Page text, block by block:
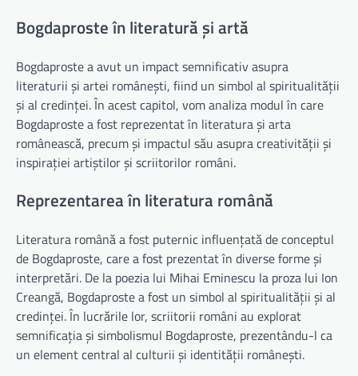
Bogdaproste în literatură și artă
Bogdaproste a avut un impact semnificativ asupra
literaturii și artei românești, fiind un simbol al spiritualității
și al credinței. În acest capitol, vom analiza modul în care
Bogdaproste a fost reprezentat în literatura și arta
românească, precum și impactul său asupra creativității și
inspirației artiștilor și scriitorilor români.
Reprezentarea în literatura română
Literatura română a fost puternic influențată de conceptul
de Bogdaproste, care a fost prezentat în diverse forme și
interpretări. De la poezia lui Mihai Eminescu la proza lui Ion
Creangă, Bogdaproste a fost un simbol al spiritualității și al
credinței. În lucrările lor, scriitorii români au explorat
semnificația și simbolismul Bogdaproste, prezentându-l ca
un element central al culturii și identității românești.